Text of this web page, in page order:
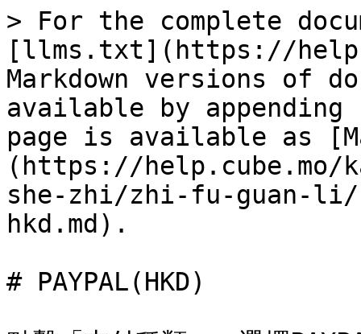
> For the complete
[llms.txt](https://
Markdown versions of
available by
page is available as
(https://help.cube.mo/
she-zhi/zhi-fu-guan-
hkd.md).
# PAYPAL(HKD)